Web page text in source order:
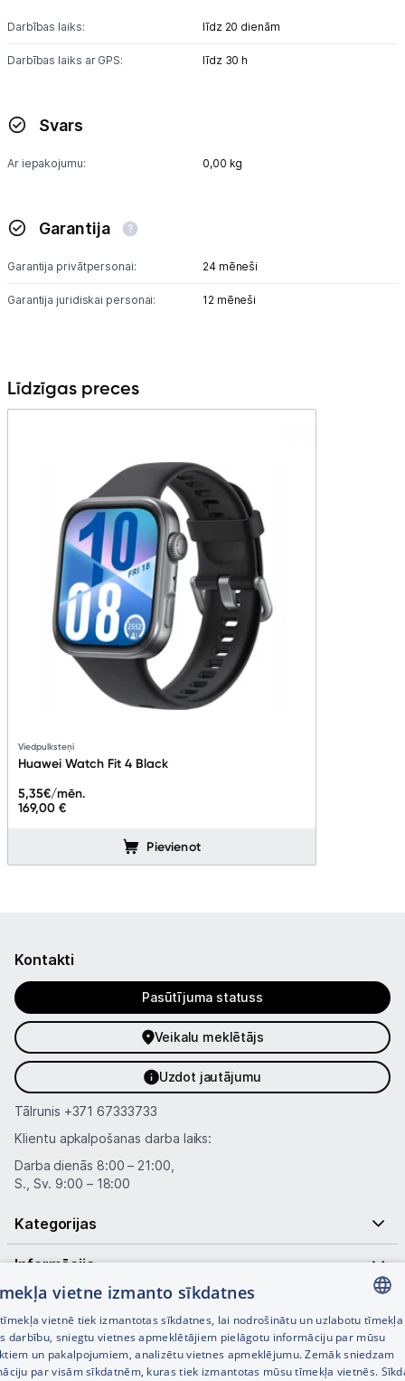
Darbības laiks: līdz 20 dienām
Darbības laiks ar GPS: līdz 30 h
Svars
Ar iepakojumu: 0,00 kg
Garantija
Garantija privātpersonai: 24 mēneši
Garantija juridiskai personai: 12 mēneši
Līdzīgas preces
Viedpulksteņi
Huawei Watch Fit 4 Black
169,00 €
5,35€/mēn.
Pievienot
Kontakti
Pasūtījuma statuss
Veikalu meklētājs
Uzdot jautājumu
Tālrunis +371 67333733
Klientu apkalpošanas darba laiks:
Darba dienās 8:00 – 21:00,
S., Sv. 9:00 – 18:00
Kategorijas
Informācija
Noderīgas saites
LATVIAN
RUSSIAN
vietne izmanto sīkdatnes
vietnē tiek izmantotas sīkdatnes, lai nodrošinātu un uzlabotu tīmekļa
darbību, sniegtu vietnes apmeklētājiem pielāgotu informāciju par mūsu
un pakalpojumiem, analizētu vietnes apmeklējumu. Zemāk sniedzam
par visām sīkdatnēm, kuras tiek izmantotas mūsu tīmekļa vietnēs.